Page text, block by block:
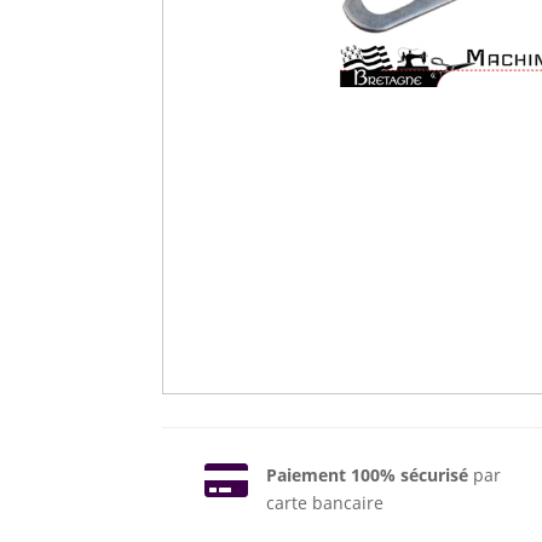
 Paiement 100% sécurisépar
carte bancaire